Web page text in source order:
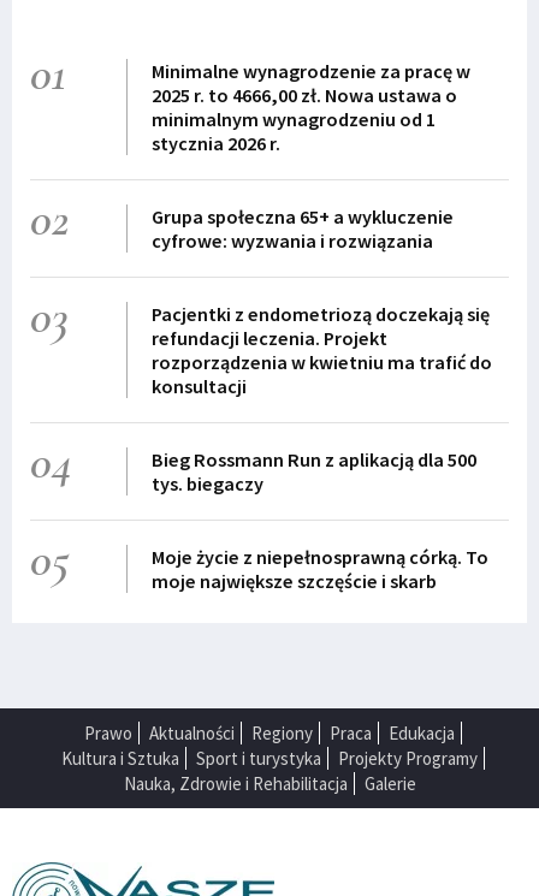
01
Minimalne wynagrodzenie za pracę w
2025 r. to 4666,00 zł. Nowa ustawa o
minimalnym wynagrodzeniu od 1
stycznia 2026 r.
02
Grupa społeczna 65+ a wykluczenie
cyfrowe: wyzwania i rozwiązania
03
Pacjentki z endometriozą doczekają się
refundacji leczenia. Projekt
rozporządzenia w kwietniu ma trafić do
konsultacji
04
Bieg Rossmann Run z aplikacją dla 500
tys. biegaczy
05
Moje życie z niepełnosprawną córką. To
moje największe szczęście i skarb
Prawo Aktualności Regiony Praca
Edukacja
Kultura i Sztuka
Sport i turystyka
Projekty Programy
Nauka, Zdrowie i Rehabilitacja
Galerie